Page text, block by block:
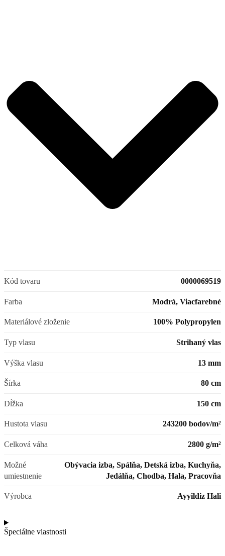
Kód tovaru 0000069519
Farba Modrá, Viacfarebné
Materiálové zloženie 100% Polypropylen
Typ vlasu Strihaný vlas
Výška vlasu 13 mm
Šírka 80 cm
Dĺžka 150 cm
Hustota vlasu 243200 bodov/m²
Celková váha 2800 g/m²
Možné
umiestnenie
Obývacia izba, Spálňa, Detská izba, Kuchyňa,
Jedálňa, Chodba, Hala, Pracovňa
Výrobca Ayyildiz Hali
Špeciálne vlastnosti